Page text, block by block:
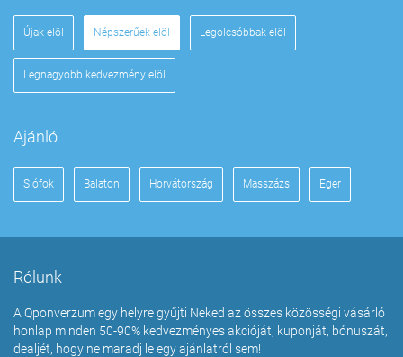
Újak elöl Népszerűek elöl Legolcsóbbak elöl
Legnagyobb kedvezmény elöl
Ajánló
Siófok Balaton Horvátország Masszázs Eger
Rólunk
A Qponverzum egy helyre gyűjti Neked az összes közösségi vásárló
honlap minden 50-90% kedvezményes akcióját, kuponját, bónuszát,
dealjét, hogy ne maradj le egy ajánlatról sem!